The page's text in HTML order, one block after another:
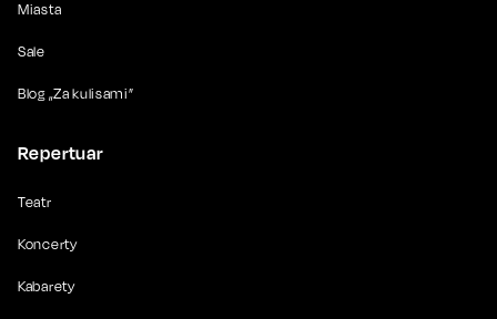
Miasta
Sale
Blog „Za kulisami”
Repertuar
Teatr
Koncerty
Kabarety